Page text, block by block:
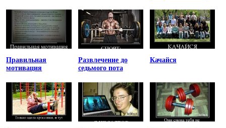
Правильная
мотивация
Развлечение до
седьмого пота
Качайся